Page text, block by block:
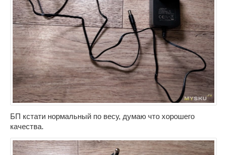
БП кстати нормальный по весу, думаю что хорошего
качества.